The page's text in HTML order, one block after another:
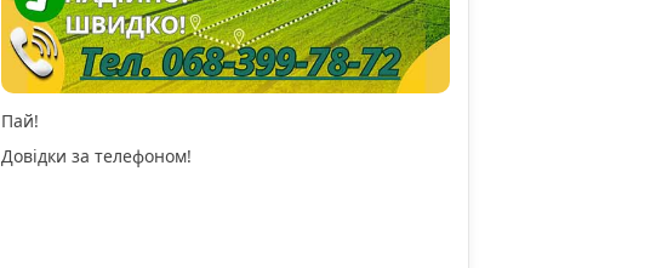
Пай!
Довідки за телефоном!